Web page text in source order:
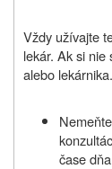
Vždy užívajte
lekár. Ak si
alebo lekárnika.
čase